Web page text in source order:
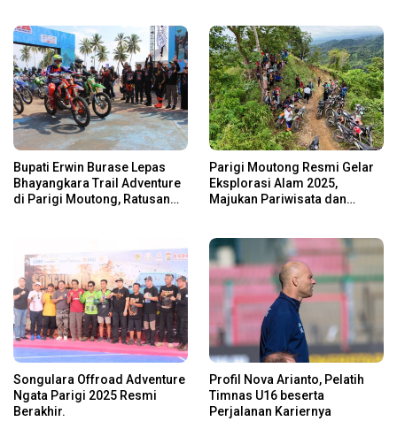
Bupati Erwin Burase Lepas
Bhayangkara Trail Adventure
di Parigi Moutong, Ratusan
Parigi Moutong Resmi Gelar
Eksplorasi Alam 2025,
Majukan Pariwisata dan
Songulara Offroad Adventure
Ngata Parigi 2025 Resmi
Berakhir.
Profil Nova Arianto, Pelatih
Timnas U16 beserta
Perjalanan Kariernya